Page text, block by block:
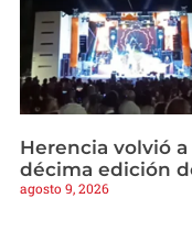
Herencia volvió
décima edición
agosto 9, 2026